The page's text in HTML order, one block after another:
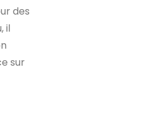
des
il
sur